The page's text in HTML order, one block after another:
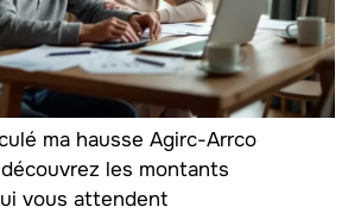
ma hausse Agirc-Arrco
les montants
vous attendent